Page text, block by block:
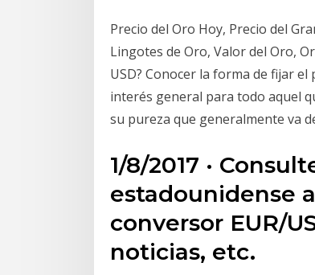
Precio del Oro Hoy, Precio del
Lingotes de Oro, Valor del Oro,
USD? Conocer la forma de fijar
interés general para todo aquel
su pureza que generalmente va
1/8/2017 ·
estadounidense
conversor EUR/
noticias, etc.